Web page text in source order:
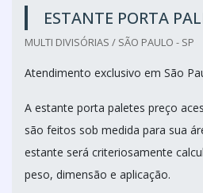
ESTANTE PORTA
MULTI DIVISÓRIAS / SÃO PAULO - SP
Atendimento exclusivo em São
A estante porta paletes preço
são feitos sob medida para sua
estante será criteriosamente
peso, dimensão e aplicação.